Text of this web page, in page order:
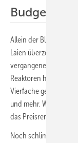
Budgets
Allein der Blick auf
Laien überzeugen,
vergangenen
Reaktoren haben das
Vierfache gesprengt.
und mehr. Während
das Preisrennen
Noch schlimmer sieht